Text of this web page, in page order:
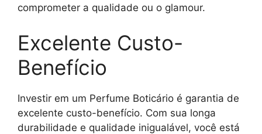
comprometer a qualidade ou o glamour.
Excelente Custo-
Benefício
Investir em um Perfume Boticário é garantia de
excelente custo-benefício. Com sua longa
durabilidade e qualidade inigualável, você está